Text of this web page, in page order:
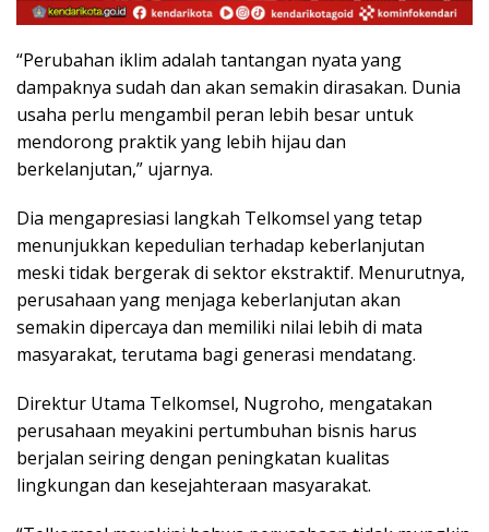
“Perubahan iklim adalah tantangan nyata yang
dampaknya sudah dan akan semakin dirasakan. Dunia
usaha perlu mengambil peran lebih besar untuk
mendorong praktik yang lebih hijau dan
berkelanjutan,” ujarnya.
Dia mengapresiasi langkah Telkomsel yang tetap
menunjukkan kepedulian terhadap keberlanjutan
meski tidak bergerak di sektor ekstraktif. Menurutnya,
perusahaan yang menjaga keberlanjutan akan
semakin dipercaya dan memiliki nilai lebih di mata
masyarakat, terutama bagi generasi mendatang.
Direktur Utama Telkomsel, Nugroho, mengatakan
perusahaan meyakini pertumbuhan bisnis harus
berjalan seiring dengan peningkatan kualitas
lingkungan dan kesejahteraan masyarakat.